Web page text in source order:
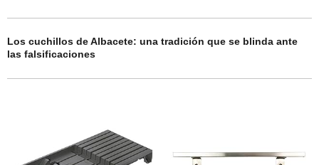
Los cuchillos de Albacete: una tradición que se blinda ante
las falsificaciones